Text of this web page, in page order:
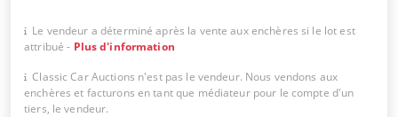
Le vendeur a déterminé après la vente aux enchères si le lot est
attribué - Plus d'information
Classic Car Auctions n'est pas le vendeur. Nous vendons aux
enchères et facturons en tant que médiateur pour le compte d'un
tiers, le vendeur.